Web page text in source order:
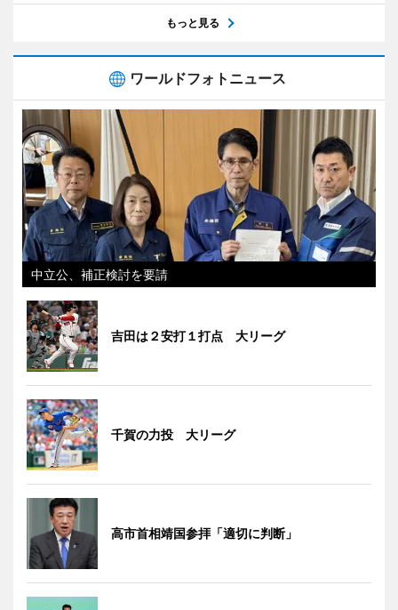
もっと見る
ワールドフォトニュース
中立公、補正検討を要請
吉田は２安打１打点 大リーグ
千賀の力投 大リーグ
高市首相靖国参拝「適切に判断」